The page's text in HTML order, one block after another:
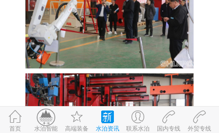
©2017-2026水泊智能 鲁ICP备09059980号-1 鲁公网安备 37083202370898号
首页 水泊智能 高端装备 水泊资讯 联系水泊 国内专线 外贸专线